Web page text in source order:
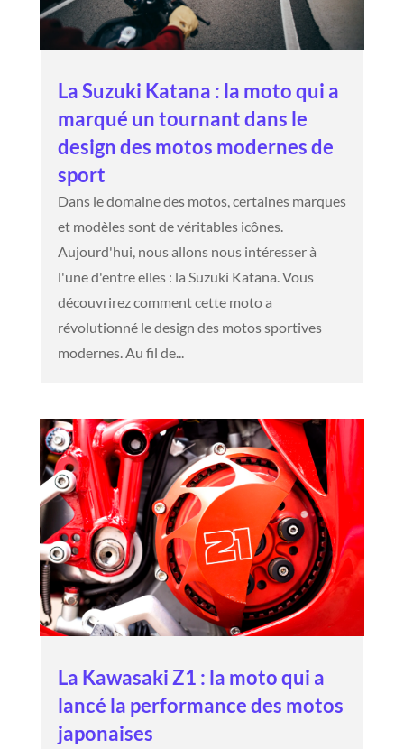
La Suzuki Katana : la moto qui a
marqué un tournant dans le
design des motos modernes de
sport
Dans le domaine des motos, certaines marques
et modèles sont de véritables icônes.
Aujourd'hui, nous allons nous intéresser à
l'une d'entre elles : la Suzuki Katana. Vous
découvrirez comment cette moto a
révolutionné le design des motos sportives
modernes. Au fil de...
La Kawasaki Z1 : la moto qui a
lancé la performance des motos
japonaises